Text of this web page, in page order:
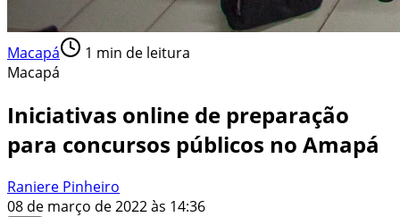
Macapá 1 min de leitura
Macapá
Iniciativas online de preparação
para concursos públicos no Amapá
Raniere Pinheiro
08 de março de 2022 às 14:36